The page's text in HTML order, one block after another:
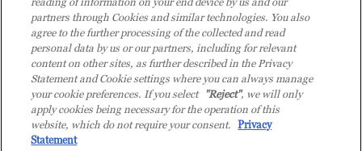
© 2026 TD SYNNEX Italy S.r.l. - Sede legale: via Luigi Russolo 9, 20138 Milano
(MI) - Numero di iscrizione al Registro delle Imprese di Milano e Codice Fiscale:
07092780159 - P.IVA: 07092780159 - Eur 12.569.000,00 i.v - TD SYNNEX e TD
partners through Cookies and similar technologies. You also
agree to the further processing of the collected and read
personal data by us or our partners, including for relevant
content on other sites, as further described in the Privacy
Statement and Cookie settings where you can always manage
your cookie preferences. If you select "Reject", we will only
apply cookies being necessary for the operation of this
website, which do not require your consent. Privacy
Statement